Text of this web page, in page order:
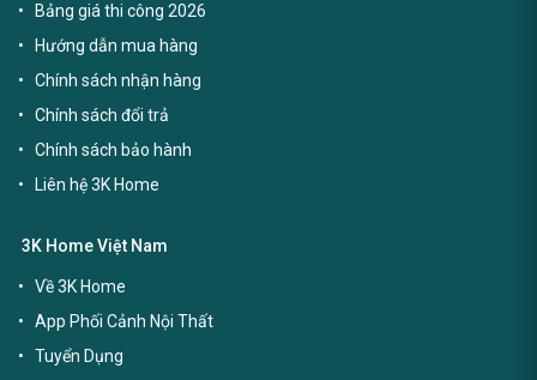
Bảng giá thi công 2026
Hướng dẫn mua hàng
Chính sách nhận hàng
Chính sách đổi trả
Chính sách bảo hành
Liên hệ 3K Home
3K Home Việt Nam
Về 3K Home
App Phối Cảnh Nội Thất
Tuyển Dụng